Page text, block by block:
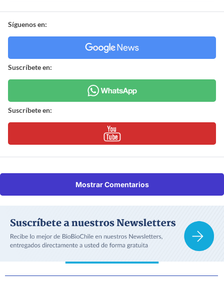
Síguenos en:
Suscríbete en:
Suscríbete en:
Mostrar Comentarios